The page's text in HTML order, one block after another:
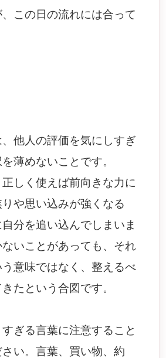
この日の流れには合って
他人の評価を気にしすぎ
薄めないことです。
しく使えば前向きな力に
や思い込みが強くなる
分を追い込んでしまいま
いことがあっても、それ
意味ではなく、整えるべ
たという合図です。
ぎる言葉に注意すること
い。言葉、買い物、約